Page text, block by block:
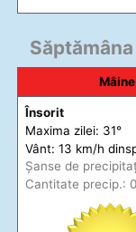
Însorit
Maxima zilei: 31°
Vânt: 13 km/h din
Șanse de precip
Cantitate precip.: 0